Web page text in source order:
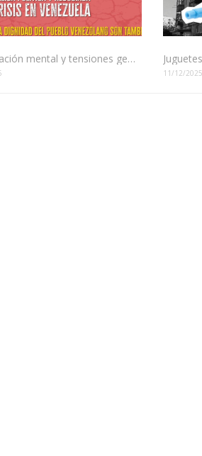
Manipulación mental y tensiones geopolíticas: El juego de poder en América Latina
11/12/2025